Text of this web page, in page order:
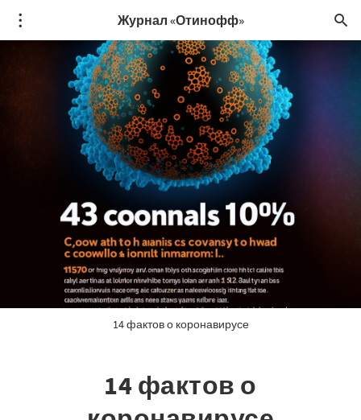
Журнал «Отинофф»
14 фактов о коронавирусе
14 фактов о